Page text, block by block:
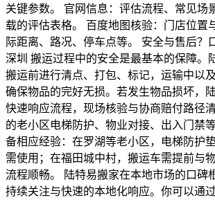
关键参数。 官网信息：评估流程、常见场
载的评估表格。 百度地图核验：门店位置
际距离、路况、停车点等。 安全与售后？
深圳 搬运过程中的安全是最基本的保障。
搬运前进行清点、打包、标记，运输中以
确保物品的完好无损。若发生物品损坏，
快速响应流程，现场核验与协商赔付路径
的老小区电梯防护、物业对接、出入门禁
备相应经验：在罗湖等老小区，电梯防护
需使用；在福田城中村，搬运车需提前与
流程顺畅。 陆特易搬家在本地市场的口碑
持续关注与快速的本地化响应。你可以通